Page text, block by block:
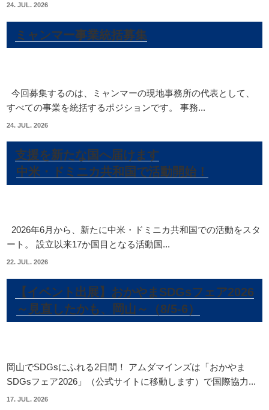
24. JUL. 2026
ミャンマー事業統括募集
今回募集するのは、ミャンマーの現地事務所の代表として、
すべての事業を統括するポジションです。 事務...
24. JUL. 2026
支援を新たな国へ届けます
中米・ドミニカ共和国で活動開始！
2026年6月から、新たに中米・ドミニカ共和国での活動をスタ
ート。 設立以来17か国目となる活動国...
22. JUL. 2026
【イベント出展】おかやまSDGsフェア2026
～見直したかも、岡山～（8/5-6）
岡山でSDGsにふれる2日間！ アムダマインズは「おかやま
SDGsフェア2026」（公式サイトに移動します）で国際協力...
17. JUL. 2026